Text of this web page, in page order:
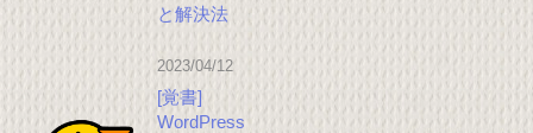
と解決法
2023/04/12
[覚書]
WordPress